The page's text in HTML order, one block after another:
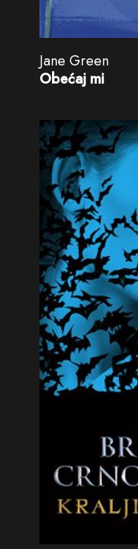
Jane Green
Obećaj mi